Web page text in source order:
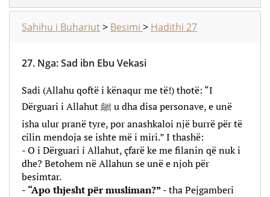
Sahihu i Buhariut> Besimi > Hadithi 27
27. Nga:Sad ibn Ebu Vekasi
Sadi (Allahu qoftë i kënaqur me të!) thotë: “I
Dërguari i Allahut ﷺ u dha disa personave, e unë
isha ulur pranë tyre, por anashkaloi një burrë për të
cilin mendoja se ishte më i miri.” I thashë:
- O i Dërguari i Allahut, çfarë ke me filanin që nuk i
dhe? Betohem në Allahun se unë e njoh për
besimtar.
- “Apo thjesht për musliman?” - tha Pejgamberi